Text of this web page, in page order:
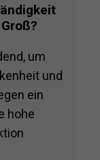
um
und
ein
hohe